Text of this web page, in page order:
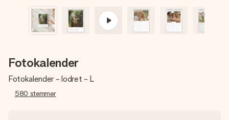
Fotokalender
Fotokalender - lodret - L
580 stemmer